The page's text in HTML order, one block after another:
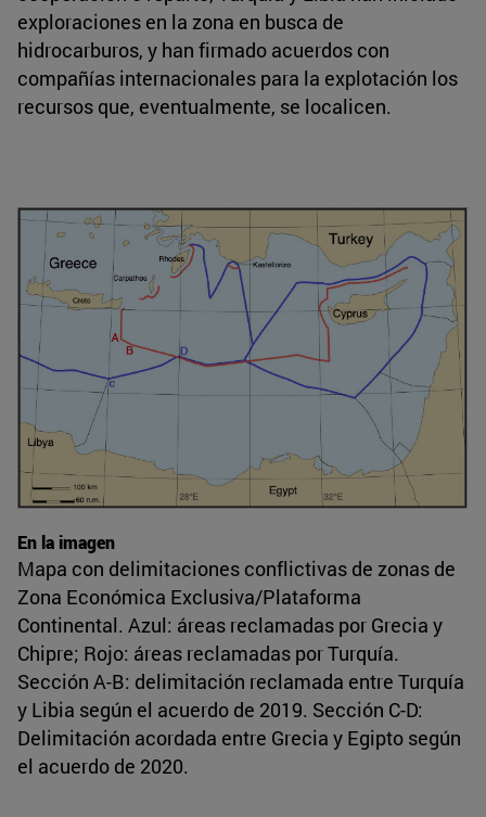
exploraciones en la zona en busca de
hidrocarburos, y han firmado acuerdos con
compañías internacionales para la explotación los
recursos que, eventualmente, se localicen.
En la imagen
Mapa con delimitaciones conflictivas de zonas de
Zona Económica Exclusiva/Plataforma
Continental. Azul: áreas reclamadas por Grecia y
Chipre; Rojo: áreas reclamadas por Turquía.
Sección A-B: delimitación reclamada entre Turquía
y Libia según el acuerdo de 2019. Sección C-D:
Delimitación acordada entre Grecia y Egipto según
el acuerdo de 2020.